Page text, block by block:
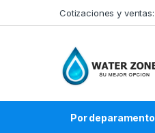
Cotizaciones y ventas:
Por deparamento